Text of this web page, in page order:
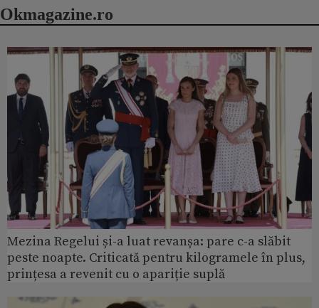
Okmagazine.ro
Mezina Regelui și-a luat revanșa: pare c-a slăbit
peste noapte. Criticată pentru kilogramele în plus,
prințesa a revenit cu o apariție suplă